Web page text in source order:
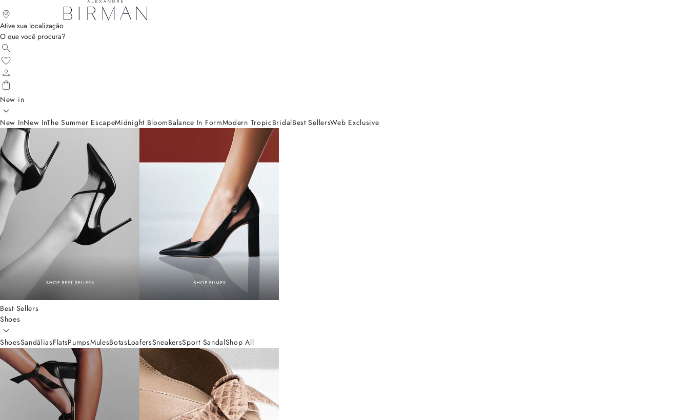
Ative sua localização
O que você procura?
New in
New InNew InThe Summer EscapeMidnight BloomBalance In FormModern TropicBridalBest SellersWeb Exclusive
Best Sellers
Shoes
ShoesSandáliasFlatsPumpsMulesBotasLoafersSneakersSport SandalShop All